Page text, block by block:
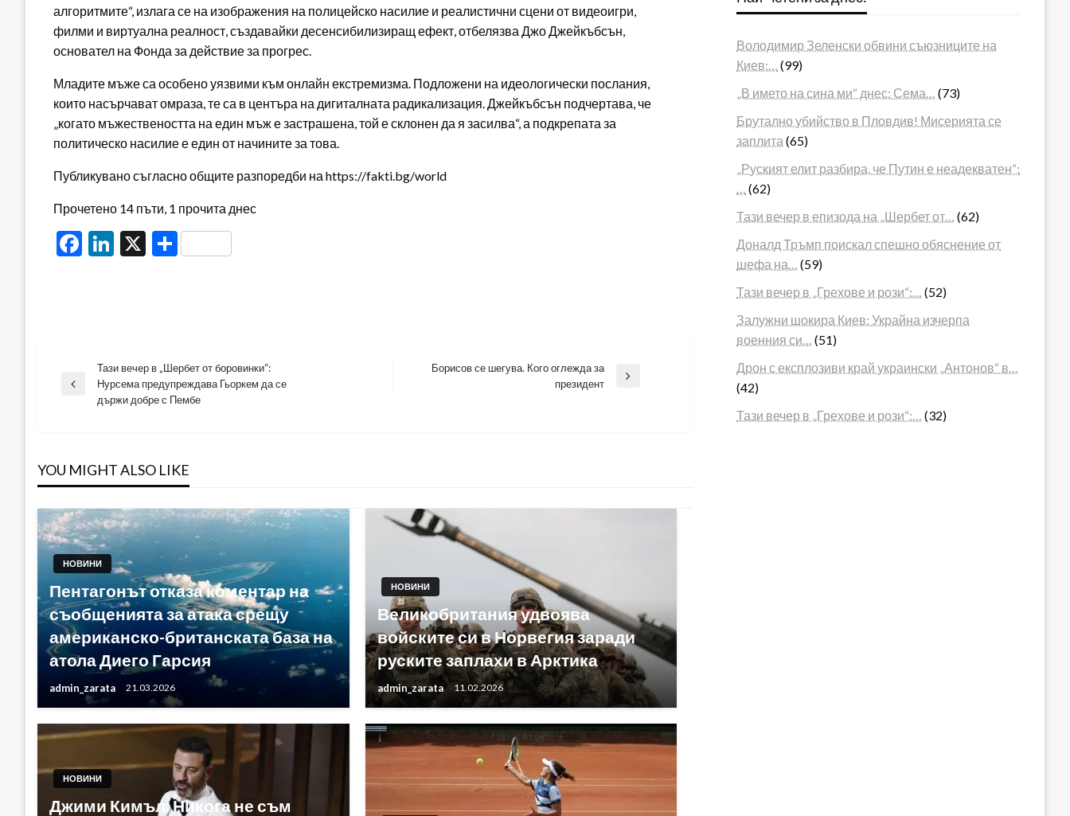
алгоритмите“, излага се на изображения на полицейско насилие и реалистични сцени от видеоигри,
филми и виртуална реалност, създавайки десенсибилизиращ ефект, отбелязва Джо Джейкъбсън,
основател на Фонда за действие за прогрес.
Младите мъже са особено уязвими към онлайн екстремизма. Подложени на идеологически послания,
които насърчават омраза, те са в центъра на дигиталната радикализация. Джейкъбсън подчертава, че
„когато мъжествеността на един мъж е застрашена, той е склонен да я засилва“, а подкрепата за
политическо насилие е един от начините за това.
Публикувано съгласно общите разпоредби на https://fakti.bg/world
Прочетено 14 пъти, 1 прочита днес
Facebook
LinkedIn
X Share
Навигация
Previous
Тази вечер в „Шербет от боровинки“:
Нурсема предупреждава Гьоркем да се
държи добре с Пембе
Борисов се шегува. Кого оглежда за
президент
YOU MIGHT ALSO LIKE
НОВИНИ
Пентагонът отказа коментар на
съобщенията за атака срещу
американско-британската база на
атола Диего Гарсия
admin_zarata 21.03.2026
НОВИНИ
Великобритания удвоява
войските си в Норвегия заради
руските заплахи в Арктика
admin_zarata 11.02.2026
НОВИНИ
Джими Кимъл: Никога не съм
Володимир Зеленски обвини съюзниците на
Киев:…
(99)
„В името на сина ми“ днес: Сема…
(73)
Брутално убийство в Пловдив! Мисерията се
заплита (65)
„Руският елит разбира, че Путин е неадекватен“:
(62)
Тази вечер в епизода на „Шербет от…
(62)
Доналд Тръмп поискал спешно обяснение от
шефа на…
(59)
Тази вечер в „Грехове и рози“:…
(52)
Залужни шокира Киев: Украйна изчерпа
военния си…
(51)
Дрон с експлозиви край украински „Антонов“ в…
(42)
Тази вечер в „Грехове и рози“:…
(32)